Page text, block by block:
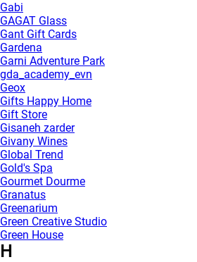
Gabi
GAGAT Glass
Gant Gift Cards
Gardena
Garni Adventure Park
gda_academy_evn
Geox
Gifts Happy Home
Gift Store
Gisaneh zarder
Givany Wines
Global Trend
Gold's Spa
Gourmet Dourme
Granatus
Greenarium
Green Creative Studio
Green House
H